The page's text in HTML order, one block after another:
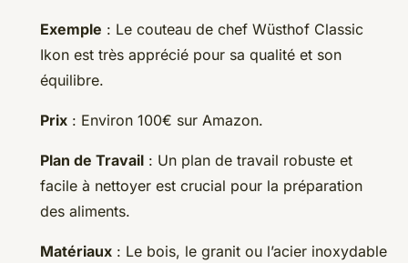
Exemple : Le couteau de chef Wüsthof Classic
Ikon est très apprécié pour sa qualité et son
équilibre.
Prix : Environ 100€ sur Amazon.
Plan de Travail : Un plan de travail robuste et
facile à nettoyer est crucial pour la préparation
des aliments.
Matériaux : Le bois, le granit ou l’acier inoxydable